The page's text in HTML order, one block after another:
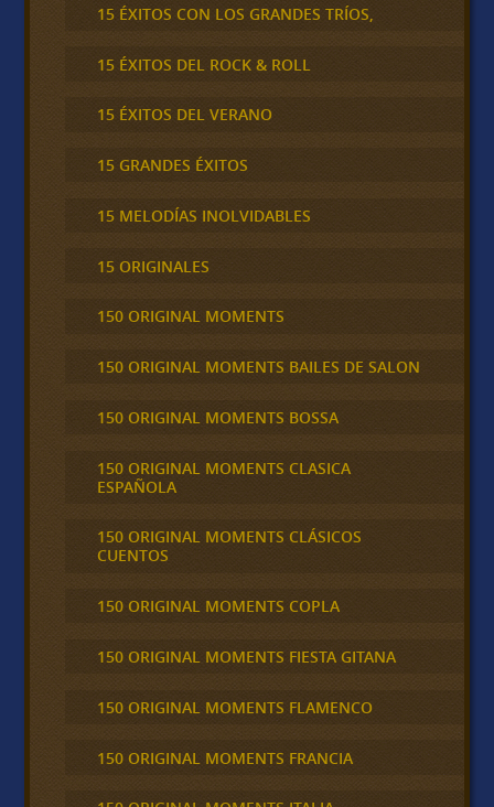
15 ÉXITOS CON LOS GRANDES TRÍOS,
15 ÉXITOS DEL ROCK & ROLL
15 ÉXITOS DEL VERANO
15 GRANDES ÉXITOS
15 MELODÍAS INOLVIDABLES
15 ORIGINALES
150 ORIGINAL MOMENTS
150 ORIGINAL MOMENTS BAILES DE SALON
150 ORIGINAL MOMENTS BOSSA
150 ORIGINAL MOMENTS CLASICA
ESPAÑOLA
150 ORIGINAL MOMENTS CLÁSICOS
CUENTOS
150 ORIGINAL MOMENTS COPLA
150 ORIGINAL MOMENTS FIESTA GITANA
150 ORIGINAL MOMENTS FLAMENCO
150 ORIGINAL MOMENTS FRANCIA